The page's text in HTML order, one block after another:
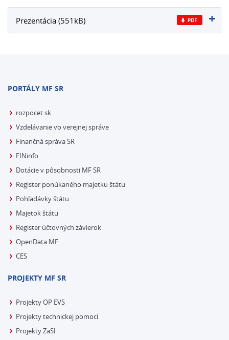
Prezentácia (551kB)
PORTÁLY MF SR
rozpocet.sk
Vzdelávanie vo verejnej správe
Finančná správa SR
FINinfo
Dotácie v pôsobnosti MF SR
Register ponúkaného majetku štátu
Pohľadávky štátu
Majetok štátu
Register účtovných závierok
OpenData MF
CES
PROJEKTY MF SR
Projekty OP EVS
Projekty technickej pomoci
Projekty ZaSI